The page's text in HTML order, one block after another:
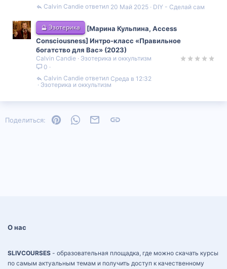
DIY - Сделай сам
20 Май 2025
Calvin Candie
🔮 Эзотерика
[Марина Кульпина, Access
Consciousness] Интро-класс «Правильное
богатство для Вас» (2023)
Calvin Candie
Эзотерика и оккультизм
0
Эзотерика и оккультизм
Среда в 12:32
Calvin Candie
Поделиться: PinterestWhatsAppЭлектронная почта
О нас
SLIVCOURSES - образовательная площадка, где можно скачать курсы
по самым актуальным темам и получить доступ к качественному